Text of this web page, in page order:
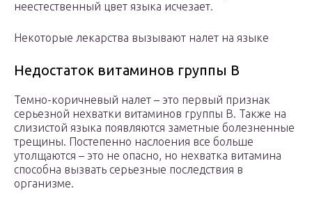
неестественный цвет языка исчезает.
Некоторые лекарства вызывают налет на языке
Недостаток витаминов группы B
Темно-коричневый налет – это первый признак
серьезной нехватки витаминов группы В. Также на
слизистой языка появляются заметные болезненные
трещины. Постепенно наслоения все больше
утолщаются – это не опасно, но нехватка витамина
способна вызвать серьезные последствия в
организме.